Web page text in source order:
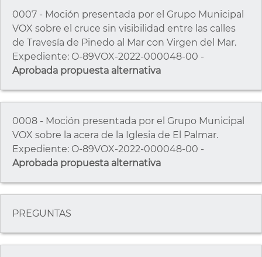
0007 - Moción presentada por el Grupo Municipal
VOX sobre el cruce sin visibilidad entre las calles
de Travesía de Pinedo al Mar con Virgen del Mar.
Expediente: O-89VOX-2022-000048-00 -
Aprobada propuesta alternativa
0008 - Moción presentada por el Grupo Municipal
VOX sobre la acera de la Iglesia de El Palmar.
Expediente: O-89VOX-2022-000048-00 -
Aprobada propuesta alternativa
PREGUNTAS